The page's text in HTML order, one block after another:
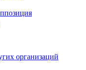
организаций